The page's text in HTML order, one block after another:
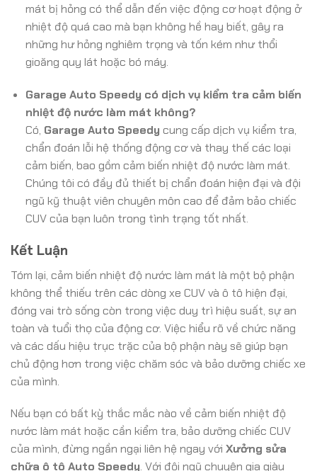
mát bị hỏng có thể dẫn đến việc động cơ hoạt động ở
nhiệt độ quá cao mà bạn không hề hay biết, gây ra
những hư hỏng nghiêm trọng và tốn kém như thổi
gioăng quy lát hoặc bó máy.
Garage Auto Speedy có dịch vụ kiểm tra cảm biến
nhiệt độ nước làm mát không?
Có, Garage Auto Speedy cung cấp dịch vụ kiểm tra,
chẩn đoán lỗi hệ thống động cơ và thay thế các loại
cảm biến, bao gồm cảm biến nhiệt độ nước làm mát.
Chúng tôi có đầy đủ thiết bị chẩn đoán hiện đại và đội
ngũ kỹ thuật viên chuyên môn cao để đảm bảo chiếc
CUV của bạn luôn trong tình trạng tốt nhất.
Kết Luận
Tóm lại, cảm biến nhiệt độ nước làm mát là một bộ phận
không thể thiếu trên các dòng xe CUV và ô tô hiện đại,
đóng vai trò sống còn trong việc duy trì hiệu suất, sự an
toàn và tuổi thọ của động cơ. Việc hiểu rõ về chức năng
và các dấu hiệu trục trặc của bộ phận này sẽ giúp bạn
chủ động hơn trong việc chăm sóc và bảo dưỡng chiếc xe
của mình.
Nếu bạn có bất kỳ thắc mắc nào về cảm biến nhiệt độ
nước làm mát hoặc cần kiểm tra, bảo dưỡng chiếc CUV
của mình, đừng ngần ngại liên hệ ngay với Xưởng sửa
chữa ô tô Auto Speedy. Với đội ngũ chuyên gia giàu